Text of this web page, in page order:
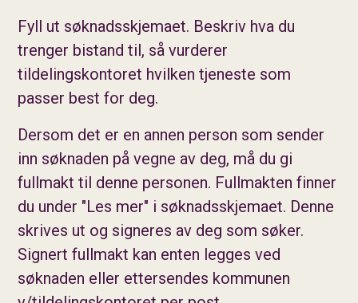
Fyll ut søknadsskjemaet. Beskriv hva du
trenger bistand til, så vurderer
tildelingskontoret hvilken tjeneste som
passer best for deg.
Dersom det er en annen person som sender
inn søknaden på vegne av deg, må du gi
fullmakt til denne personen. Fullmakten finner
du under "Les mer" i søknadsskjemaet. Denne
skrives ut og signeres av deg som søker.
Signert fullmakt kan enten legges ved
søknaden eller ettersendes kommunen